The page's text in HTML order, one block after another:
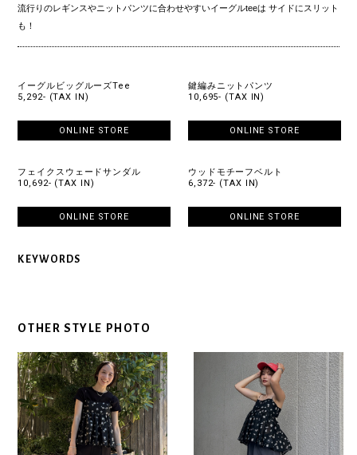
流行りのレギンスやニットパンツに合わせやすいイーグルteeは サイドにスリット
も！
イーグルビッグルーズTee
5,292- (TAX IN)
ONLINE STORE
鍵編みニットパンツ
10,695- (TAX IN)
ONLINE STORE
フェイクスウェードサンダル
10,692- (TAX IN)
ONLINE STORE
ウッドモチーフベルト
6,372- (TAX IN)
ONLINE STORE
KEYWORDS
OTHER STYLE PHOTO